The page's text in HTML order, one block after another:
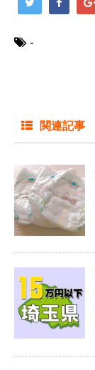
-
関連記事